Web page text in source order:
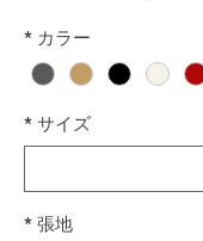
カラー
*
サイズ
*
張地
*